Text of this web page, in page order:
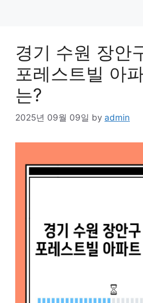
경기 수원 장안
포레스트빌 아
는?
2025년 09월 09일 by admin